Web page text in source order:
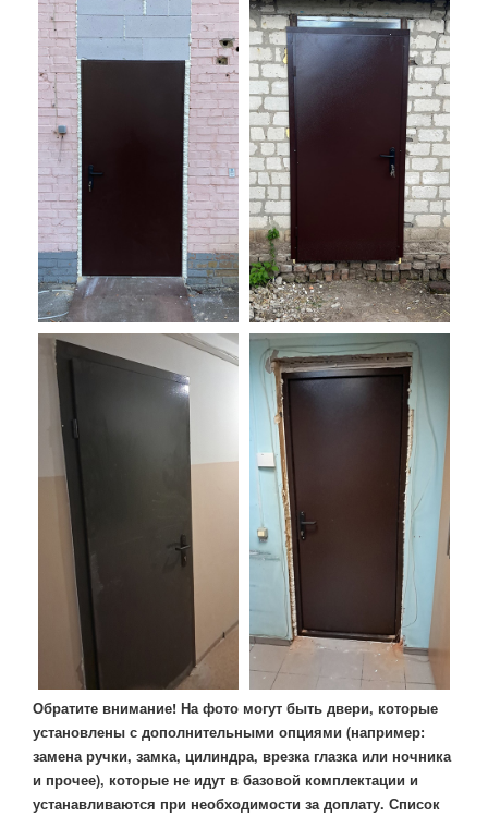
Обратите внимание! На фото могут быть двери, которые
установлены с дополнительными опциями (например:
замена ручки, замка, цилиндра, врезка глазка или ночника
и прочее), которые не идут в базовой комплектации и
устанавливаются при необходимости за доплату. Список